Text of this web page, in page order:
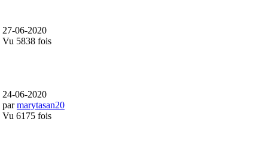
27-06-2020
Vu 5838 fois
24-06-2020
parmarytasan20
Vu 6175 fois